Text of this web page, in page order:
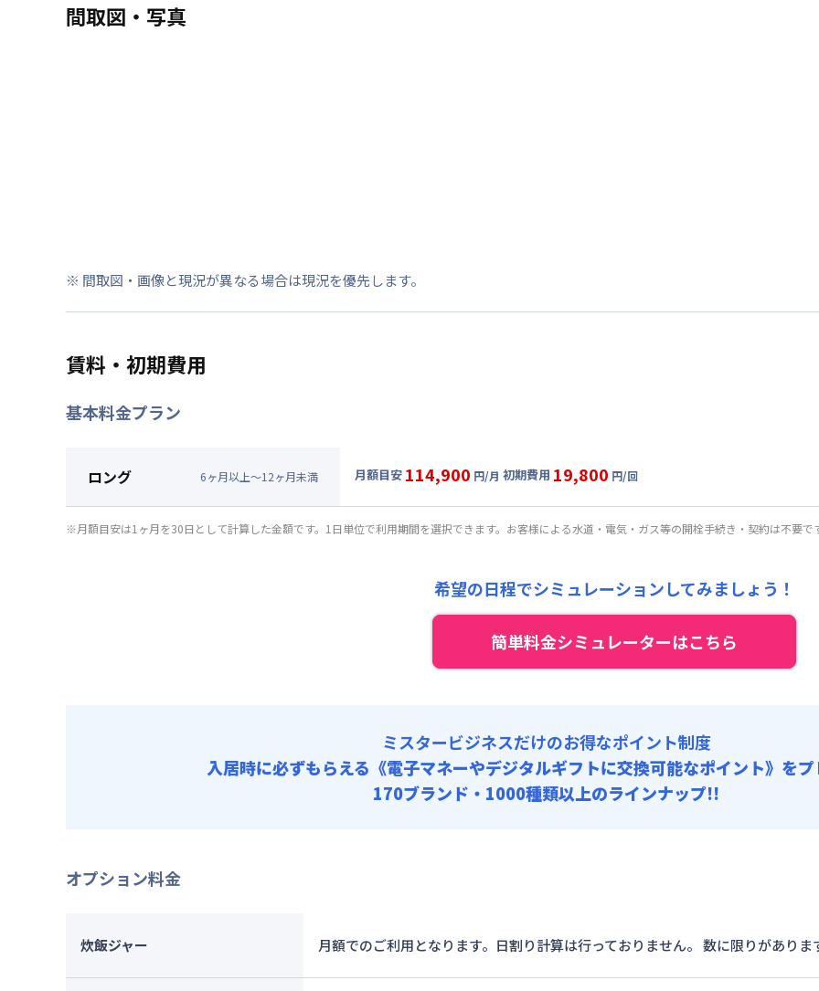
間取図・写真
※ 間取図・画像と現況が異なる場合は現況を優先します。
賃料・初期費用
基本料金プラン
ロング 6ヶ月以上～12ヶ月未満 月額目安 114,900 円/月 初期費用 19,800 円/回
月額賃料目安(30日利用)
8,000円/回 (税抜)
1,500円/月
※月額目安は1ヶ月を30日として計算した金額です。1日単位で利用期間を選択できます。お客様による水道・電気・ガス等の開栓手続き・契約は不要で
希望の日程でシミュレーションしてみましょう！
簡単料金シミュレーターはこちら
ミスタービジネスだけのお得なポイント制度
入居時に必ずもらえる 《電子マネーやデジタルギフトに交換可能なポイント》を
170ブランド・1000種類以上のラインナップ!!
オプション料金
炊飯ジャー 月額でのご利用となります。日割り計算は行っておりません。 数に限りがありま